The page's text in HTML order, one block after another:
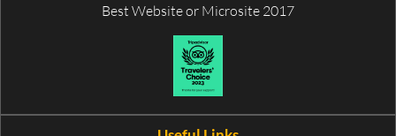
Best Website or Microsite 2017